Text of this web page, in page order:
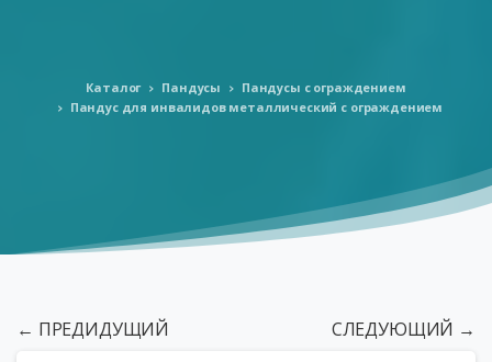
Каталог Пандусы
Пандусы с ограждением
Пандус для инвалидов металлический с ограждением
← ПРЕДИДУЩИЙ СЛЕДУЮЩИЙ →